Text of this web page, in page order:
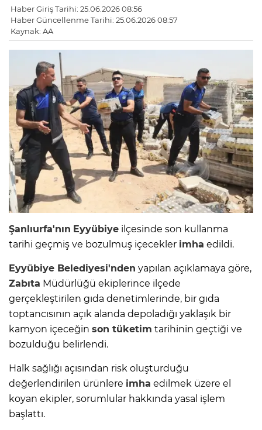
Haber Giriş Tarihi: 25.06.2026 08:56
Haber Güncellenme Tarihi: 25.06.2026 08:57
Kaynak: AA
Şanlıurfa'nın Eyyübiye ilçesinde son kullanma
tarihi geçmiş ve bozulmuş içecekler imha edildi.
Eyyübiye Belediyesi'nden yapılan açıklamaya göre,
Zabıta Müdürlüğü ekiplerince ilçede
gerçekleştirilen gıda denetimlerinde, bir gıda
toptancısının açık alanda depoladığı yaklaşık bir
kamyon içeceğin son tüketim tarihinin geçtiği ve
bozulduğu belirlendi.
Halk sağlığı açısından risk oluşturduğu
değerlendirilen ürünlere imha edilmek üzere el
koyan ekipler, sorumlular hakkında yasal işlem
başlattı.